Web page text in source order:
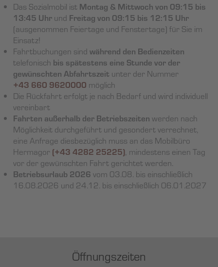
Das Sozialmobil ist Montag & Mittwoch von 09:15 bis
13:45 Uhr und Freitag von 09:15 bis 12:15 Uhr
(ausgenommen Feiertage und Fenstertage) für Sie im
Einsatz!
Fahrtbuchungen sindwährend den Bedienzeiten
telefonisch bis spätestens eine Stunde vor der
gewünschten Abfahrtszeit unter der Nummer
+43 660 9620000 möglich
Die Rückfahrt erfolgt je nach Bedarf und wird individuell
vereinbart
Fahrten außerhalb der Betriebszeiten werden nach
Möglichkeit durchgeführt und gesondert verrechnet,
eine Anfrage diesbezüglich muss an das Mobilbüro
Hermagor (+43 4282 25225), mindestens einen Tag
vor der gewünschten Fahrt gerichtet werden.
Betriebsurlaub 2026 vom 03.08. bis einschließlich
16.08.2026 und 24.12. bis einschließlich 06.01.2027
Öffnungszeiten